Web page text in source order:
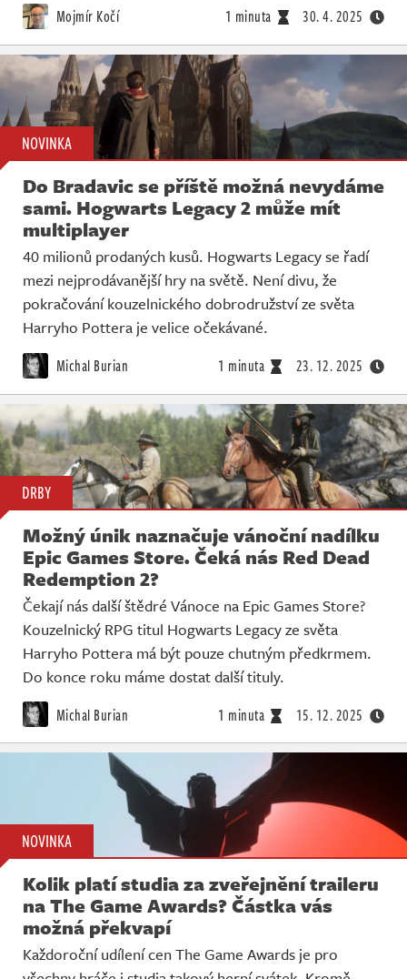
Mojmír Kočí 1 minuta 30. 4. 2025
NOVINKA
Do Bradavic se příště možná nevydáme
sami. Hogwarts Legacy 2 může mít
multiplayer
40 milionů prodaných kusů. Hogwarts Legacy se řadí
mezi nejprodávanější hry na světě. Není divu, že
pokračování kouzelnického dobrodružství ze světa
Harryho Pottera je velice očekávané.
Michal Burian 1 minuta 23. 12. 2025
DRBY
Možný únik naznačuje vánoční nadílku
Epic Games Store. Čeká nás Red Dead
Redemption 2?
Čekají nás další štědré Vánoce na Epic Games Store?
Kouzelnický RPG titul Hogwarts Legacy ze světa
Harryho Pottera má být pouze chutným předkrmem.
Do konce roku máme dostat další tituly.
Michal Burian 1 minuta 15. 12. 2025
NOVINKA
Kolik platí studia za zveřejnění traileru
na The Game Awards? Částka vás
možná překvapí
Každoroční udílení cen The Game Awards je pro